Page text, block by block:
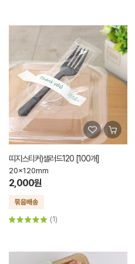
띠지스티커)샐러드120 [100개]
20x120mm
2,000원
(1)